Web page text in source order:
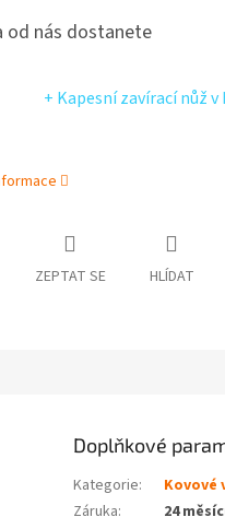
od nás dostanete
+ Kapesní zavírací nůžv
ZEPTAT SE HLÍDAT
Doplňkové
Kategorie:
Kovové
Záruka: 24